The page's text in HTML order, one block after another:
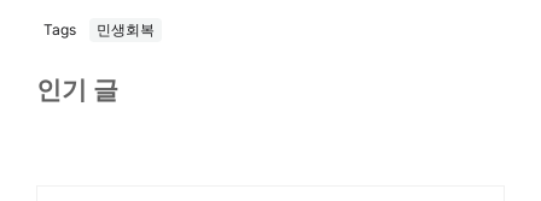
Tags 민생회복
인기 글